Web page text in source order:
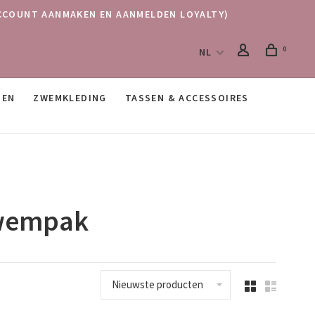
AANMAKEN EN AANMELDEN LOYALTY)
NL 0
ZWEMKLEDING
TASSEN & ACCESSOIRES
Nieuwste producten